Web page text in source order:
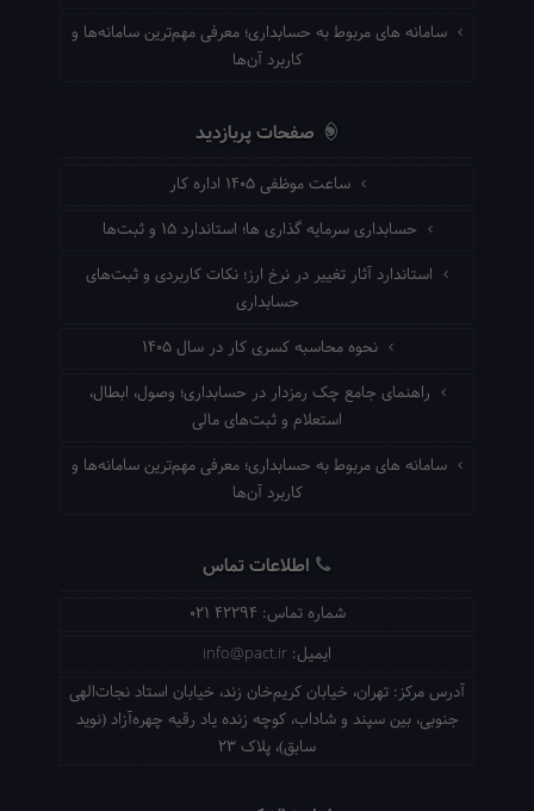
سامانه های مربوط به حسابداری؛ معرفی مهم‌ترین سامانه‌ها و
کاربرد آن‌ها
صفحات پربازدید
ساعت موظفی ۱۴۰۵ اداره کار
حسابداری سرمایه گذاری ها؛ استاندارد ۱۵ و ثبت‌ها
استاندارد آثار تغییر در نرخ ارز؛ نکات کاربردی و ثبت‌های
حسابداری
نحوه محاسبه کسری کار در سال ۱۴۰۵
راهنمای جامع چک رمزدار در حسابداری؛ وصول، ابطال،
استعلام و ثبت‌های مالی
سامانه های مربوط به حسابداری؛ معرفی مهم‌ترین سامانه‌ها و
کاربرد آن‌ها
اطلاعات تماس
شماره تماس: 021 42294
ایمیل: info@pact.ir
آدرس مرکز: تهران، خیابان کریم‌خان زند، خیابان استاد نجات‌الهی
جنوبی، بین سپند و شاداب، کوچه زنده یاد رقیه چهره‌آزاد (نوید
سابق)، پلاک 23